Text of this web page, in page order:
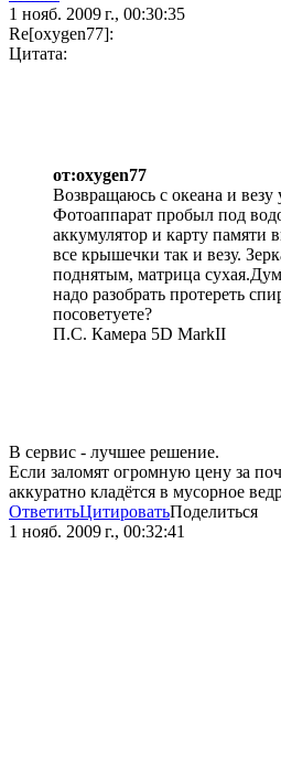
1 нояб. 2009 г., 00:30:35
Re[oxygen77]:
Цитата:
от:oxygen77
Возвращаюсь с океана и везу
Фотоаппарат пробыл под
аккумулятор и карту памяти
все крышечки так и везу.
поднятым, матрица
надо разобрать протереть
посоветуете?
П.С. Камера 5D MarkII
В сервис - лучшее решение.
Если заломят огромную цену за
аккуратно кладётся в мусорное
ОтветитьЦитироватьПоделиться
1 нояб. 2009 г., 00:32:41